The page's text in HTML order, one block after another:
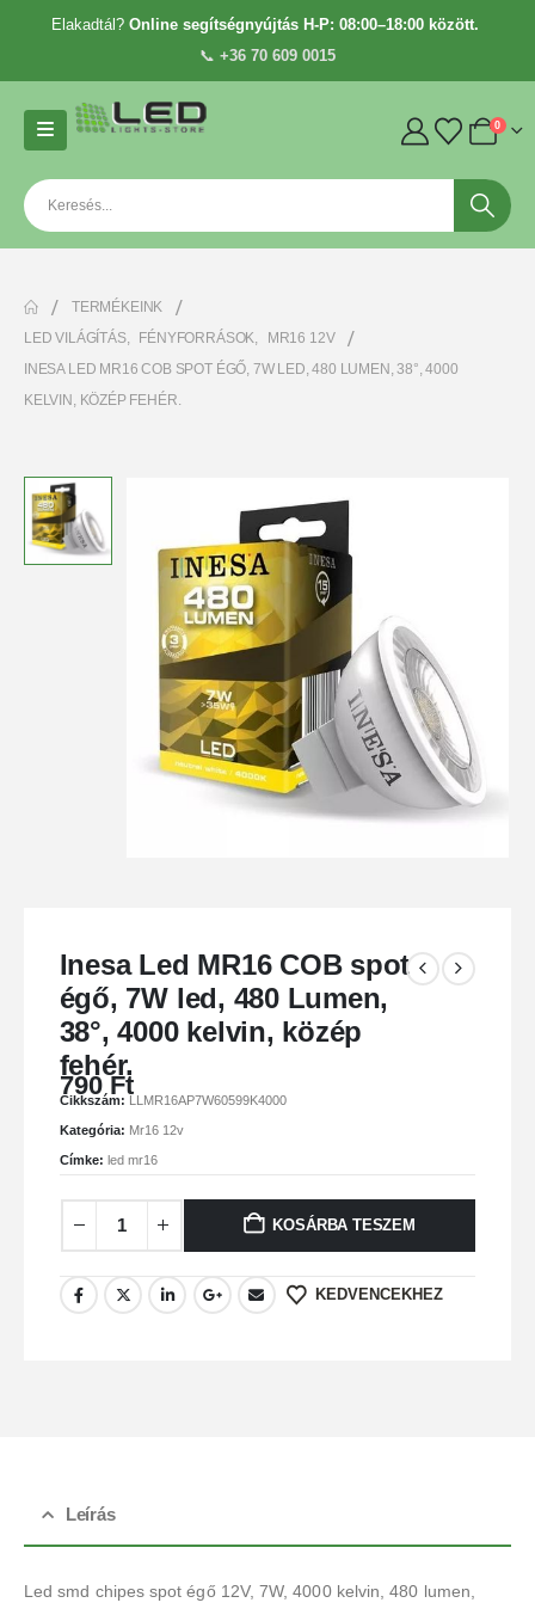
Elakadtál? Online segítségnyújtás H-P: 08:00–18:00 között.
📞 +36 70 609 0015
0
TERMÉKEINK
LED VILÁGÍTÁS, FÉNYFORRÁSOK,
MR16 12V
INESA LED MR16 COB SPOT ÉGŐ, 7W LED, 480 LUMEN, 38°, 4000
KELVIN, KÖZÉP FEHÉR.
Inesa Led MR16 COB spot
égő, 7W led, 480 Lumen,
38°, 4000 kelvin, közép
fehér.
790Ft
Cikkszám: LLMR16AP7W60599K4000
Kategória: Mr16 12v
Címke: led mr16
KOSÁRBA TESZEM
KEDVENCEKHEZ
Leírás
Led smd chipes spot égő 12V, 7W, 4000 kelvin, 480 lumen,